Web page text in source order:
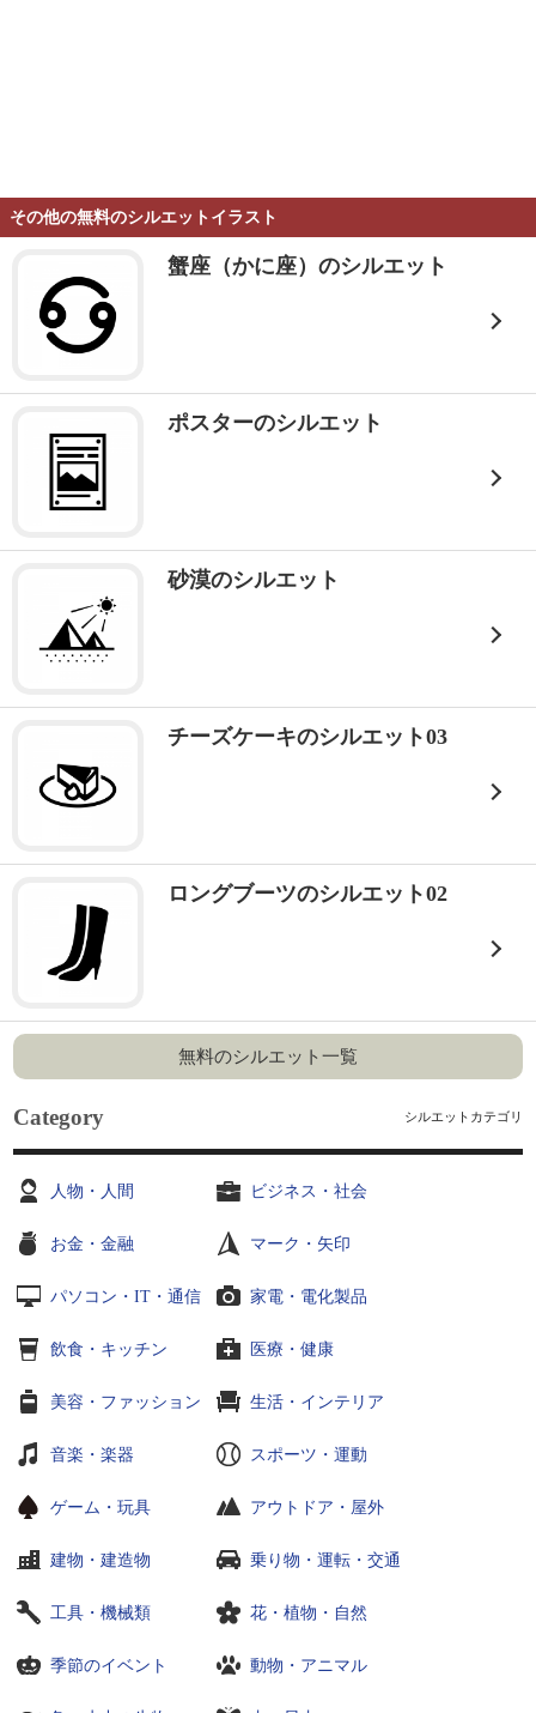
その他の無料のシルエットイラスト
蟹座（かに座）のシルエット
ポスターのシルエット
砂漠のシルエット
チーズケーキのシルエット03
ロングブーツのシルエット02
無料のシルエット一覧
Category シルエットカテゴリ
人物・人間 ビジネス・社会
お金・金融 マーク・矢印
パソコン・IT・通信 家電・電化製品
飲食・キッチン 医療・健康
美容・ファッション 生活・インテリア
音楽・楽器 スポーツ・運動
ゲーム・玩具 アウトドア・屋外
建物・建造物 乗り物・運転・交通
工具・機械類 花・植物・自然
季節のイベント 動物・アニマル